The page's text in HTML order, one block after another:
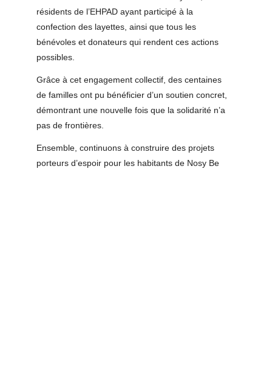
résidents de l’EHPAD ayant participé à la
confection des layettes, ainsi que tous les
bénévoles et donateurs qui rendent ces actions
possibles.
Grâce à cet engagement collectif, des centaines
de familles ont pu bénéficier d’un soutien concret,
démontrant une nouvelle fois que la solidarité n’a
pas de frontières.
Ensemble, continuons à construire des projets
porteurs d’espoir pour les habitants de Nosy Be